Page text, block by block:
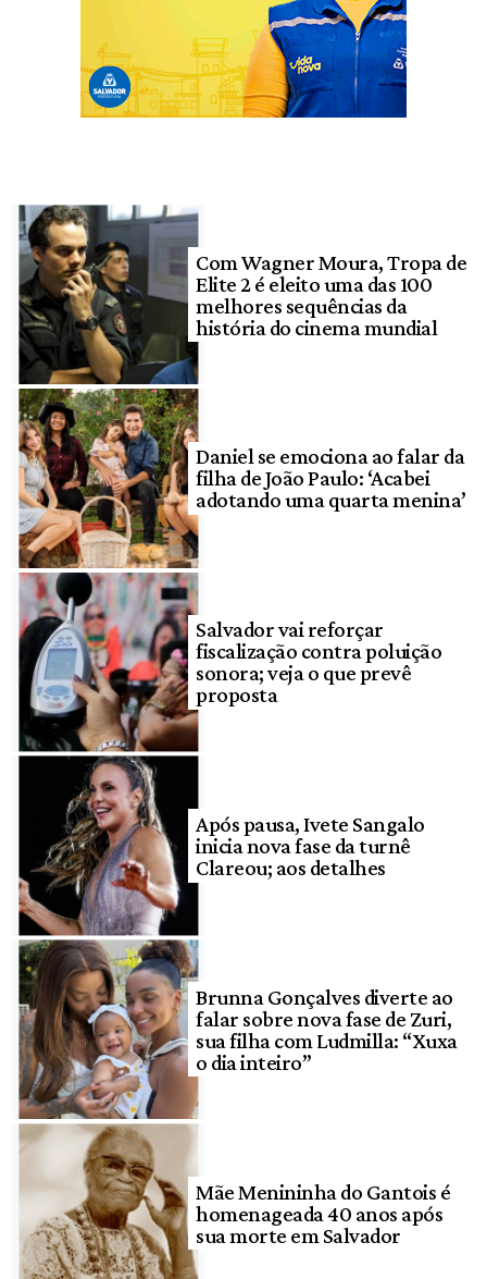
Com Wagner Moura, Tropa de
Elite 2 é eleito uma das 100
melhores sequências da
história do cinema mundial
Daniel se emociona ao falar da
filha de João Paulo: ‘Acabei
adotando uma quarta menina’
Salvador vai reforçar
fiscalização contra poluição
sonora; veja o que prevê
proposta
Após pausa, Ivete Sangalo
inicia nova fase da turnê
Clareou; aos detalhes
Brunna Gonçalves diverte ao
falar sobre nova fase de Zuri,
sua filha com Ludmilla: “Xuxa
o dia inteiro”
Mãe Menininha do Gantois é
homenageada 40 anos após
sua morte em Salvador